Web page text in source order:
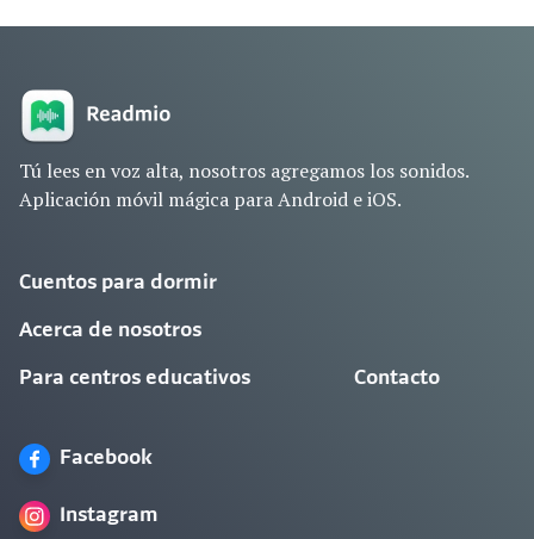
Tú lees en voz alta, nosotros agregamos los sonidos.
Aplicación móvil mágica para Android e iOS.
Cuentos para dormir
Acerca de nosotros
Para centros educativos Contacto
Facebook
Instagram